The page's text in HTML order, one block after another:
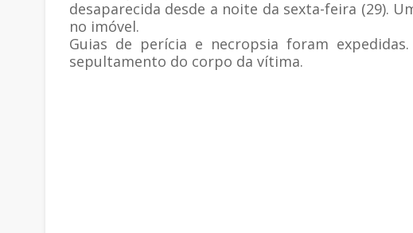
desaparecida desde a noite da sexta-feira (29).
no imóvel.
Guias de perícia e necropsia foram
sepultamento do corpo da vítima.